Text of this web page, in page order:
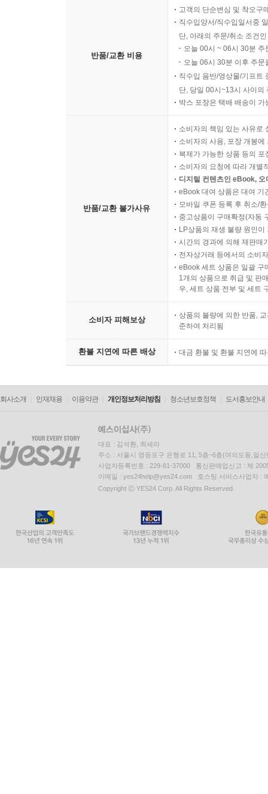
반품/교환 비용
고객의 단순변심 및 착오구
직수입양서/직수입일서중
단, 아래의 주문/취소 조건
오늘 00시 ~ 06시 30분
오늘 06시 30분 이후 주
직수입 음반/영상물/기프트
단, 당일 00시~13시 사이의
박스 포장은 택배 배송이
반품/교환 불가사유
소비자의 책임 있는 사유로
소비자의 사용, 포장 개봉
복제가 가능한 상품 등의
소비자의 요청에 따라 개별
디지털 컨텐츠인 eBook,
eBook 대여 상품은 대여 기
모바일 쿠폰 등록 후 취소/
중고상품이 구매확정(자동
LP상품의 재생 불량 원인
시간의 경과에 의해 재판매
전자상거래 등에서의 소비
eBook 세트 상품은 일괄 구
1개의 상품으로 취급 및 판
우, 세트 상품 전부 및 세트
소비자 피해보상
상품의 불량에 의한 반품,
준하여 처리됨
환불 지연에 따른 배상 대금 환불 및 환불 지연에
회사소개 인재채용 이용약관 개인정보처리방침 청소년보호정책 도서홍보안내
대표 : 김석환, 최세라
주소 : 서울시 영등포구 은행로 11, 5층~6층(여의도동,일신
사업자등록번호 : 229-81-37000 통신판매업신고 : 제
이메일 : yes24help@yes24.com 호스팅 서비스사업자 :
Copyright ⓒ YES24 Corp. All Rights Reserved.